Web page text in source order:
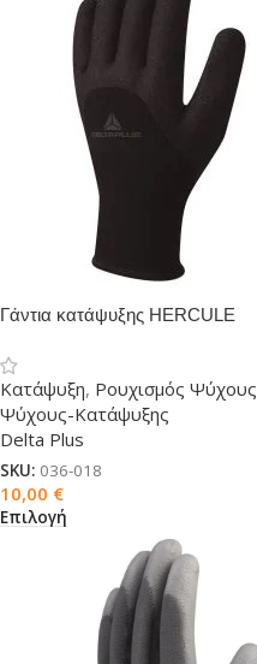
Γάντια κατάψυξης HERCULE
Κατάψυξη, Ρουχισμός Ψύχους
Ψύχους-Κατάψυξης
Delta Plus
SKU: 036-018
10,00 €
Επιλογή